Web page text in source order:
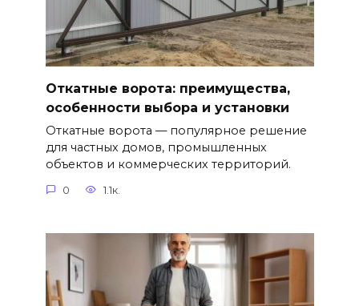
Откатные ворота: преимущества,
особенности выбора и установки
Откатные ворота — популярное решение
для частных домов, промышленных
объектов и коммерческих территорий.
0 1.1к.